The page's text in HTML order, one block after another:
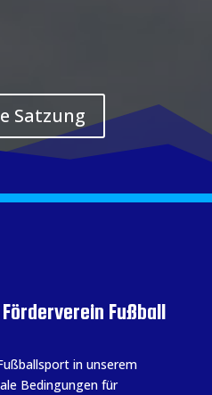
Satzung
Fußball
in unserem
Bedingungen für